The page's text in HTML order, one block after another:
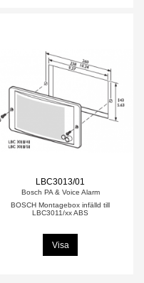
LBC3013/01
Bosch PA & Voice Alarm
BOSCH Montagebox infälld till
LBC3011/xx ABS
Visa